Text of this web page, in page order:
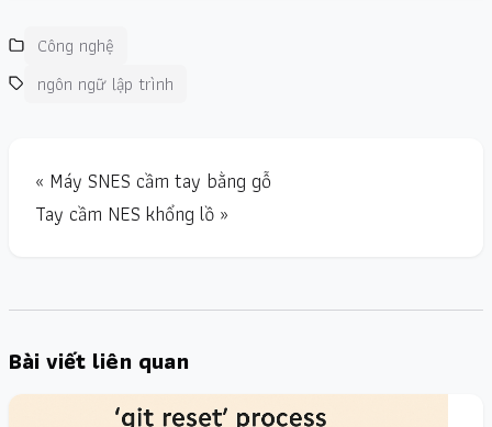
Công nghệ
ngôn ngữ lập trình
« Máy SNES cầm tay bằng gỗ
Tay cầm NES khổng lồ »
Bài viết liên quan